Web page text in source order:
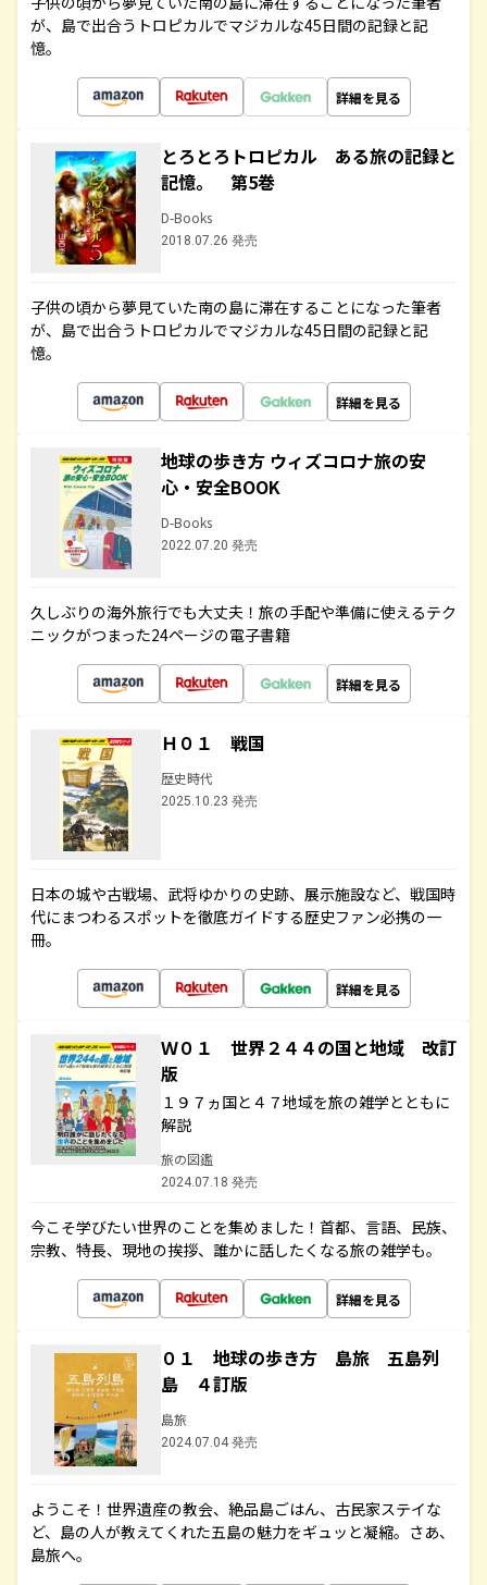
が、島で出合うトロピカルでマジカルな45日間の記録と記
憶。
詳細を見る
とろとろトロピカル ある旅の記録と
記憶。 第5巻
D-Books
2018.07.26 発売
子供の頃から夢見ていた南の島に滞在することになった筆者
が、島で出合うトロピカルでマジカルな45日間の記録と記
憶。
詳細を見る
地球の歩き方 ウィズコロナ旅の安
心・安全BOOK
D-Books
2022.07.20 発売
久しぶりの海外旅行でも大丈夫！旅の手配や準備に使えるテク
ニックがつまった24ページの電子書籍
詳細を見る
Ｈ０１ 戦国
歴史時代
2025.10.23 発売
日本の城や古戦場、武将ゆかりの史跡、展示施設など、戦国時
代にまつわるスポットを徹底ガイドする歴史ファン必携の一
冊。
詳細を見る
Ｗ０１ 世界２４４の国と地域 改訂
版
１９７ヵ国と４７地域を旅の雑学とともに
解説
旅の図鑑
2024.07.18 発売
今こそ学びたい世界のことを集めました！首都、言語、民族、
宗教、特長、現地の挨拶、誰かに話したくなる旅の雑学も。
詳細を見る
０１ 地球の歩き方 島旅 五島列
島 ４訂版
島旅
2024.07.04 発売
ようこそ！世界遺産の教会、絶品島ごはん、古民家ステイな
ど、島の人が教えてくれた五島の魅力をギュッと凝縮。さあ、
島旅へ。